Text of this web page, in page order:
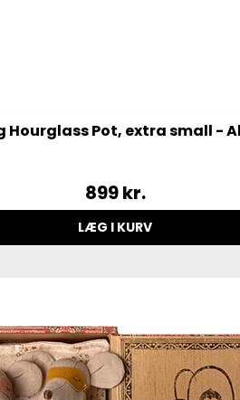
Hourglass Pot, extra small -
899kr.
LÆG I KURV